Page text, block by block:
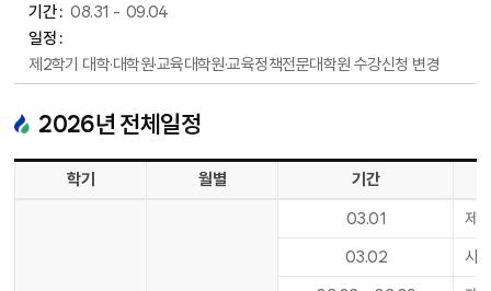
08.31 - 09.04
제2학기 대학·대학원·교육대학원·교육정책전문대학원 수강신청 변경
2026년 전체일정
학기 월별
기간
03.01
제1
03.02
사